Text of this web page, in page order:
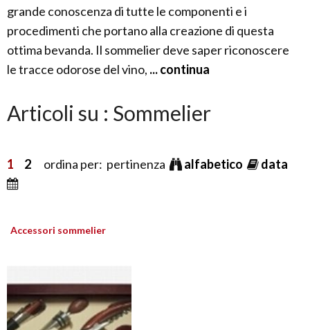
grande conoscenza di tutte le componenti e i
procedimenti che portano alla creazione di questa
ottima bevanda. Il sommelier deve saper riconoscere
le tracce odorose del vino, ... continua
Articoli su : Sommelier
1 2 ordina per: pertinenza alfabetico data
Accessori sommelier